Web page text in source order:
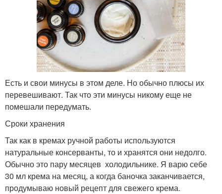
Есть и свои минусы в этом деле. Но обычно плюсы их
перевешивают. Так что эти минусы никому еще не
помешали передумать.
Сроки хранения
Так как в кремах ручной работы используются
натуральные консерванты, то и хранятся они недолго.
Обычно это пару месяцев холодильнике. Я варю себе
30 мл крема на месяц, а когда баночка заканчивается,
продумываю новый рецепт для свежего крема.